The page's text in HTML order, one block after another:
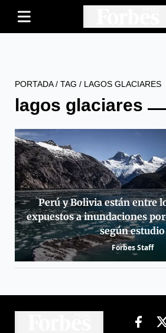
PORTADA/ TAG / LAGOS GLACIARES
lagos glaciares
Perú y Bolivia están entre
expuestos a inundaciones
según estudio
Forbes Staff